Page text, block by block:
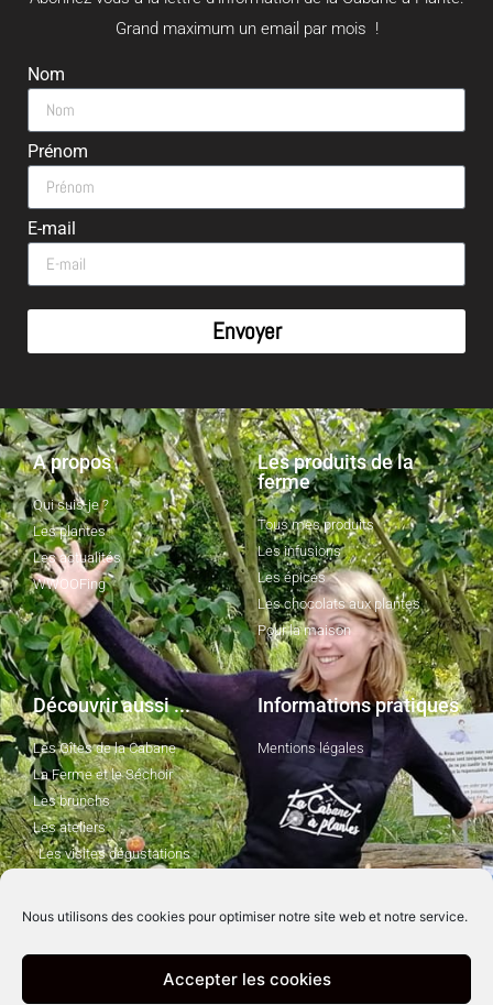
Nous utilisons des cookies pour optimiser notre site web et notre service.
Accepter les cookies
Grand maximum un email par mois !
Nom
Prénom
E-mail
Envoyer
A propos
Qui suis-je ?
Les plantes
Les actualités
WWOOFing
Les produits de la
ferme
Tous mes produits
Les infusions
Les épices
Les chocolats aux plantes
Pour la maison
Découvrir aussi ...
Les Gîtes de la Cabane
La Ferme et le Séchoir
Les brunchs
Les ateliers
Les visites dégustations
Informations pratiques
Mentions légales
Suivez-moi !